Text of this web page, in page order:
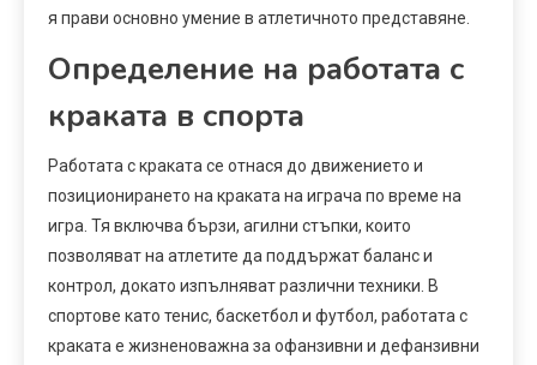
я прави основно умение в атлетичното представяне.
Определение на работата с
краката в спорта
Работата с краката се отнася до движението и
позиционирането на краката на играча по време на
игра. Тя включва бързи, агилни стъпки, които
позволяват на атлетите да поддържат баланс и
контрол, докато изпълняват различни техники. В
спортове като тенис, баскетбол и футбол, работата с
краката е жизненоважна за офанзивни и дефанзивни